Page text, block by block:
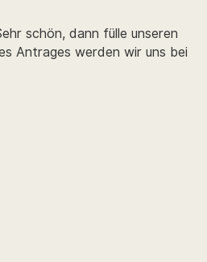
schön, dann fülle unseren
Antrages werden wir uns bei